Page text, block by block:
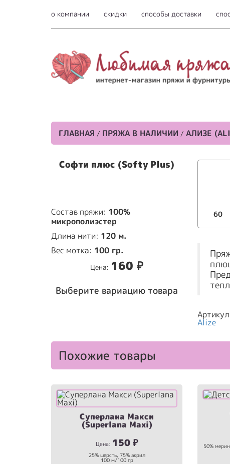
о компании скидки способы доставки
ГЛАВНАЯ / ПРЯЖА В НАЛИЧИИ / АЛИЗЕ
Софти плюс (Softy Plus)
Состав пряжи: 100%
микрополиэстер
Длина нити: 120 м.
Вес мотка: 100 гр.
Цена: 160₽
Выберите вариацию товара
60
Alize
Похожие товары
Суперлана Макси
(Superlana Maxi)
Цена: 150₽
25% шерсть, 75% акрил
100 м/100 гр
50%